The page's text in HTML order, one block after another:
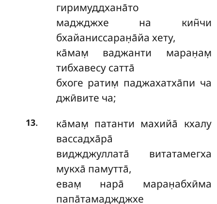
гиримуддхана̄то
маджджхе на кин̃чи
бхайаниссаран̣а̄йа хету,
ка̄мам̣ ваджанти маран̣ам̣
тибхавесу сатта̄
бхоге ратим̣ паджахатха̄пи ча
джӣвите ча;
13.
ка̄мам̣ патанти махийа̄ кхалу
вассадха̄ра̄
виджджуллата̄ витатамегха
мукха̄ памутта̄,
евам̣ нара̄ маран̣абхӣма
папа̄тамаджджхе